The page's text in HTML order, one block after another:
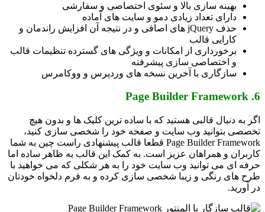
بهینه سازی بالا و سئوی اختصاصی و سفارشی
دارای تعداد زیادی دمو و سایت های آماده
حذف jQuery های اصافی و در نتیجه آن افزایش راندمان و
کارایی قالب
برخورداری از امکانات و ویژگی های گسترده تنظیمات قالب
و اختصاصی سازی پیشرفته
سازگاری با آخرین نسخه های وردپرس و ووکامرس
6. Page Builder Framework
اگر به دنبال قالبی هستید که با ساده ترین کلیک ها و بدون هیچ
تخصصی بتوانید وب سایت و صفحه خود را شخصی سازی کنید،
Page Builder Framework قطعا قالب پیشنهادی راست چین به شما
کاربران و همراهان عزیز است. به کمک این قالب به ظاهر ساده اما
حرفه ای می توانید وب سایت خود را به هر شکلی که می خواهید با
طرح های رنگی و زیبا شخصی سازی کرده و به فرم دلخواه خودتان
در آورید.